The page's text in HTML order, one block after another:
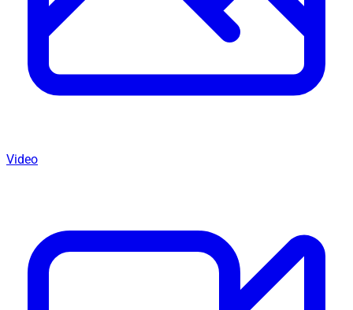
Video